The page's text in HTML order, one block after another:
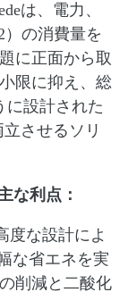
は、電力、
）の消費量を
に正面から取
限に抑え、総
に設計された
させるソリ
な利点：
度な設計によ
な省エネを実
削減と二酸化